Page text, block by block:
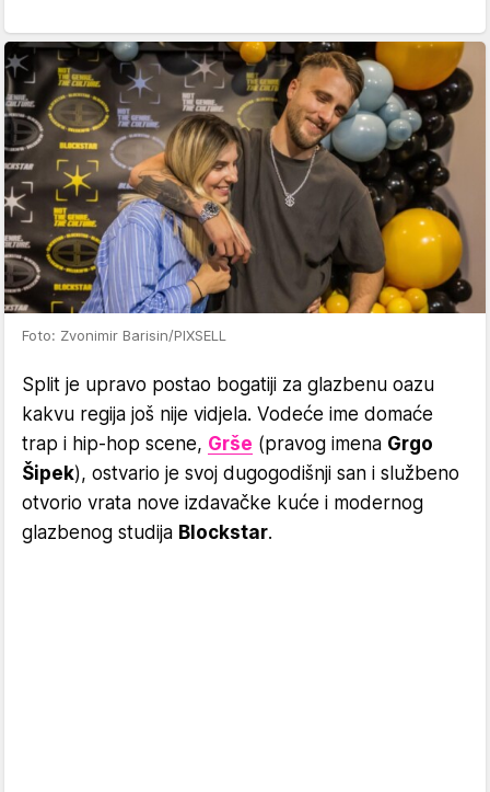
Foto: Zvonimir Barisin/PIXSELL
Split je upravo postao bogatiji za glazbenu oazu
kakvu regija još nije vidjela. Vodeće ime domaće
trap i hip-hop scene, Grše (pravog imena Grgo
Šipek), ostvario je svoj dugogodišnji san i službeno
otvorio vrata nove izdavačke kuće i modernog
glazbenog studija Blockstar.